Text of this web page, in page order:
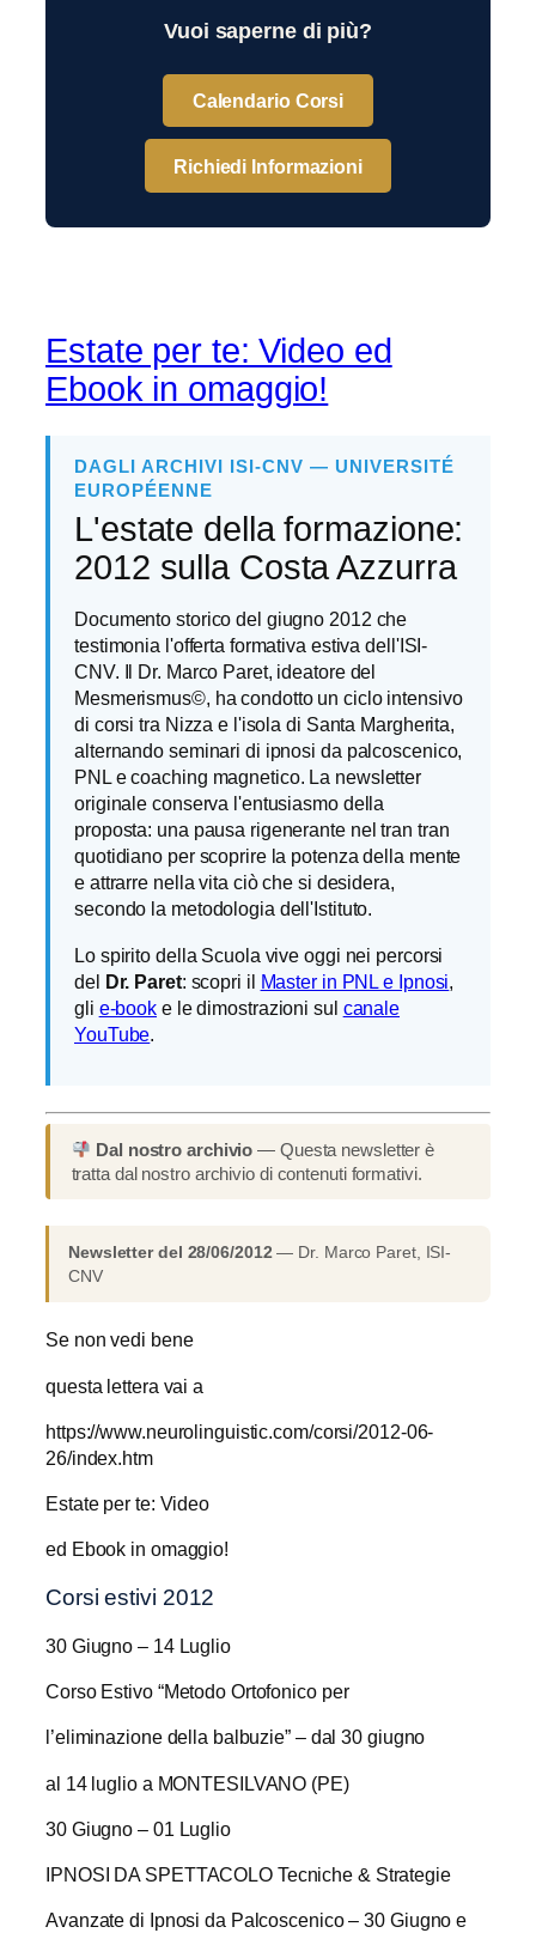
Vuoi saperne di più?
Calendario Corsi
Richiedi Informazioni
Estate per te: Video ed
Ebook in omaggio!
DAGLI ARCHIVI ISI-CNV — UNIVERSITÉ
EUROPÉENNE
L'estate della formazione:
2012 sulla Costa Azzurra
Documento storico del giugno 2012 che
testimonia l'offerta formativa estiva dell'ISI-
CNV. Il Dr. Marco Paret, ideatore del
Mesmerismus©, ha condotto un ciclo intensivo
di corsi tra Nizza e l'isola di Santa Margherita,
alternando seminari di ipnosi da palcoscenico,
PNL e coaching magnetico. La newsletter
originale conserva l'entusiasmo della
proposta: una pausa rigenerante nel tran tran
quotidiano per scoprire la potenza della mente
e attrarre nella vita ciò che si desidera,
secondo la metodologia dell'Istituto.
Lo spirito della Scuola vive oggi nei percorsi
del Dr. Paret: scopri il Master in PNL e Ipnosi,
gli e-book e le dimostrazioni sul canale
YouTube.
Dal nostro archivio — Questa newsletter è
tratta dal nostro archivio di contenuti formativi.
Newsletter del 28/06/2012— Dr. Marco Paret, ISI-
CNV
Se non vedi bene
questa lettera vai a
https://www.neurolinguistic.com/corsi/2012-06-
26/index.htm
Estate per te: Video
ed Ebook in omaggio!
Corsi estivi 2012
30 Giugno – 14 Luglio
Corso Estivo “Metodo Ortofonico per
l’eliminazione della balbuzie” – dal 30 giugno
al 14 luglio a MONTESILVANO (PE)
30 Giugno – 01 Luglio
IPNOSI DA SPETTACOLO Tecniche & Strategie
Avanzate di Ipnosi da Palcoscenico – 30 Giugno e